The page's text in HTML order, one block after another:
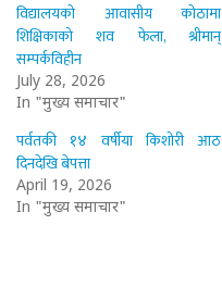
विद्यालयको आवासीय कोठामा
शिक्षिकाको शव फेला, श्रीमान्
सम्पर्कविहीन
July 28, 2026
In "मुख्य समाचार"
पर्वतकी १४ वर्षीया किशोरी आठ
दिनदेखि बेपत्ता
April 19, 2026
In "मुख्य समाचार"